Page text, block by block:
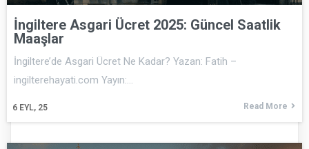
İngiltere Asgari Ücret 2025: Güncel Saatlik
Maaşlar
6 EYL, 25
İngiltere’de Asgari Ücret Ne Kadar? Yazan: Fatih –
ingilterehayati.com Yayın:…
Read More